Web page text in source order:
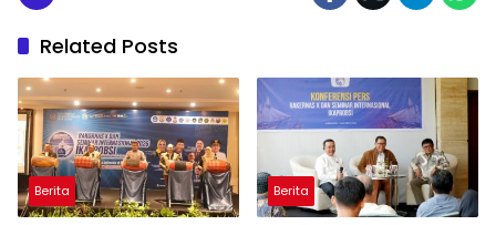
Related Posts
Berita Berita